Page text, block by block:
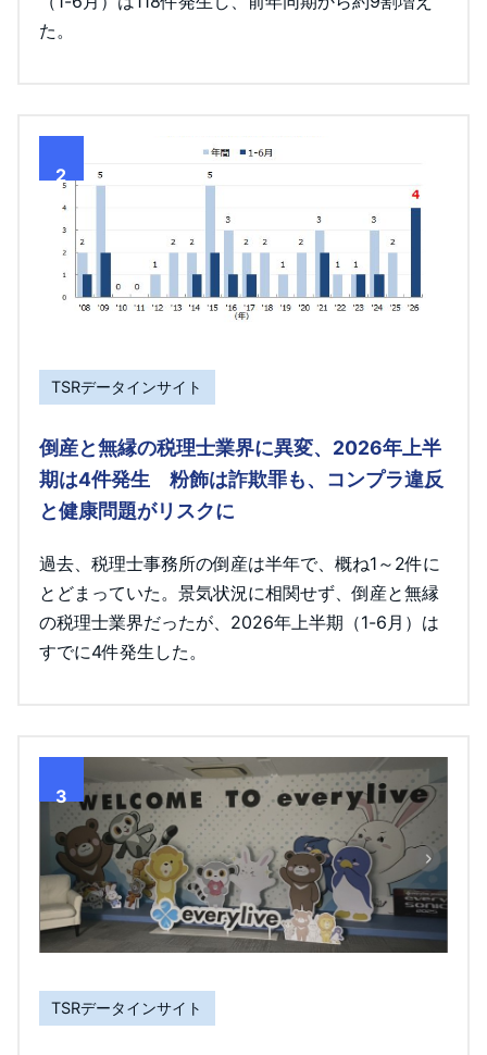
た。
2
TSRデータインサイト
倒産と無縁の税理士業界に異変、2026年上半
期は4件発生 粉飾は詐欺罪も、コンプラ違反
と健康問題がリスクに
過去、税理士事務所の倒産は半年で、概ね1～2件に
とどまっていた。景気状況に相関せず、倒産と無縁
の税理士業界だったが、2026年上半期（1-6月）は
すでに4件発生した。
3
TSRデータインサイト